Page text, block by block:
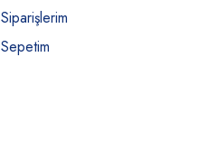
Siparişlerim
Sepetim